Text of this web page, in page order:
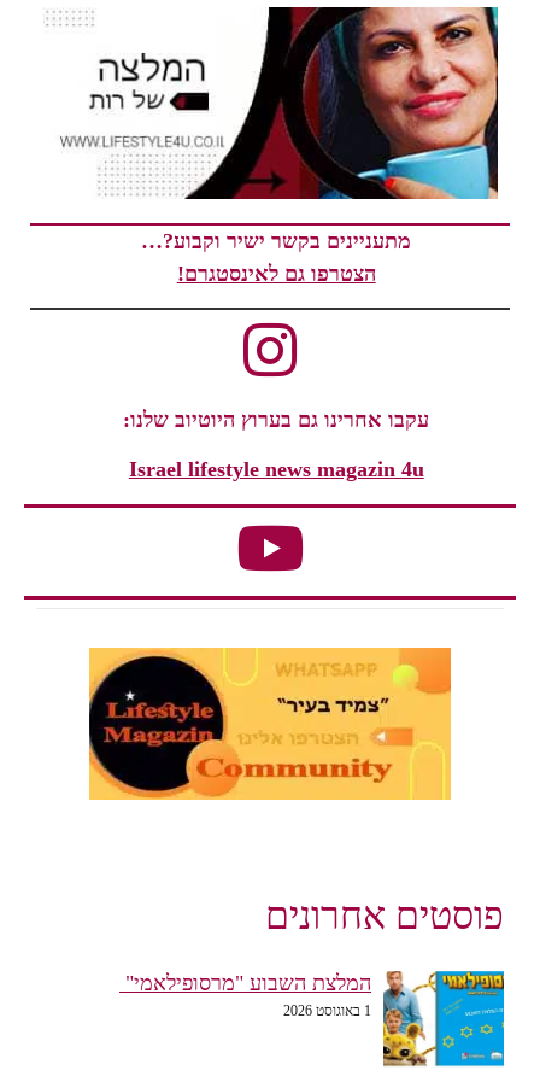
מתעניינים בקשר ישיר וקבוע?…
הצטרפו גם לאינסטגרם!
עקבו אחרינו גם בערוץ היוטיוב שלנו:
Israel lifestyle news magazin 4u
פוסטים אחרונים
המלצת השבוע "מרסופילאמי"
1 באוגוסט 2026